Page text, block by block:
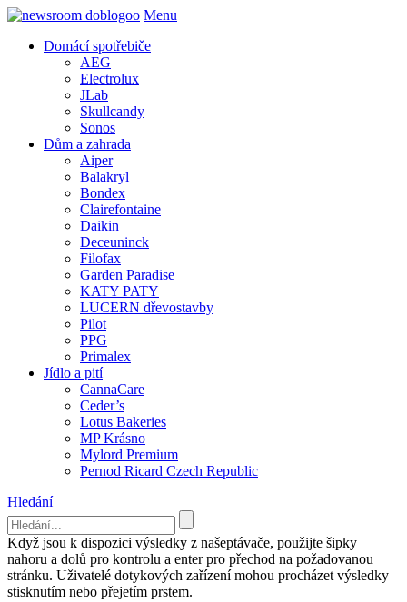
Menu
Domácí spotřebiče
AEG
Electrolux
JLab
Skullcandy
Sonos
Dům a zahrada
Aiper
Balakryl
Bondex
Clairefontaine
Daikin
Deceuninck
Filofax
Garden Paradise
KATY PATY
LUCERN dřevostavby
Pilot
PPG
Primalex
Jídlo a pití
CannaCare
Ceder’s
Lotus Bakeries
MP Krásno
Mylord Premium
Pernod Ricard Czech Republic
Hledání
Když jsou k dispozici výsledky z našeptávače, použijte šipky
nahoru a dolů pro kontrolu a enter pro přechod na požadovanou
stránku. Uživatelé dotykových zařízení mohou procházet výsledky
stisknutím nebo přejetím prstem.